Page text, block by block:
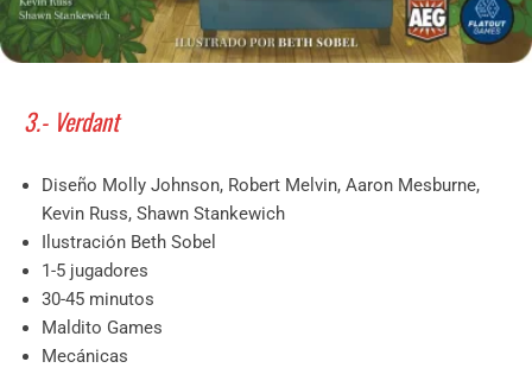
3.- Verdant
Diseño Molly Johnson, Robert Melvin, Aaron Mesburne,
Kevin Russ, Shawn Stankewich
Ilustración Beth Sobel
1-5 jugadores
30-45 minutos
Maldito Games
Mecánicas